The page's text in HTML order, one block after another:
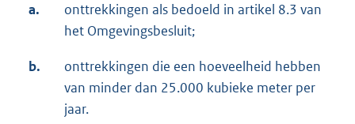
a.
onttrekkingen als bedoeld in artikel 8.3 van
het Omgevingsbesluit;
b.
onttrekkingen die een hoeveelheid hebben
van minder dan 25.000 kubieke meter per
jaar.